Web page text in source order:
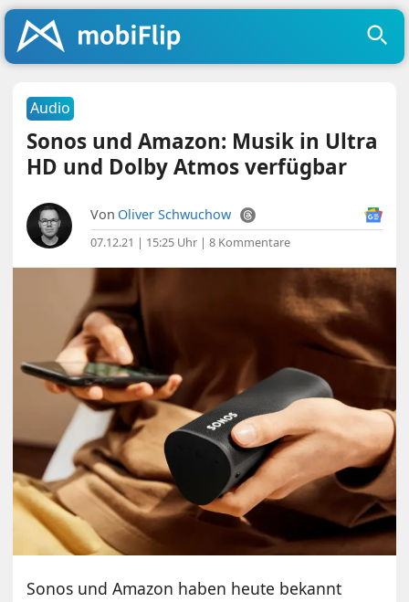
Audio
Sonos und Amazon: Musik in Ultra
HD und Dolby Atmos verfügbar
Von Oliver Schwuchow
07.12.21 | 15:25 Uhr |8 Kommentare
Sonos und Amazon haben heute bekannt